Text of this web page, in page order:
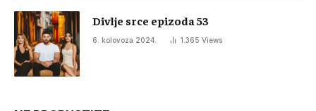
Divlje srce epizoda 53
6. kolovoza 2024. 1.365 Views